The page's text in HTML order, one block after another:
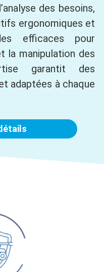
des besoins,
ergonomiques et
efficaces pour
la manipulation des
garantit des
adaptées à chaque